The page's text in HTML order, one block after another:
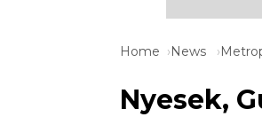
Home News
Nyesek,